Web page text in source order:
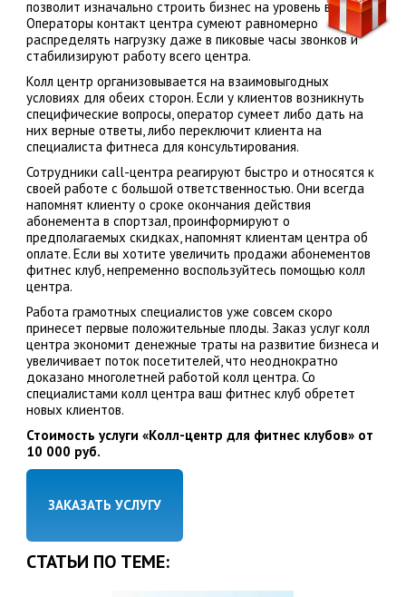
позволит изначально строить бизнес на уровень выше.
Операторы контакт центра сумеют равномерно
распределять нагрузку даже в пиковые часы звонков и
стабилизируют работу всего центра.
Колл центр организовывается на взаимовыгодных
условиях для обеих сторон. Если у клиентов возникнуть
специфические вопросы, оператор сумеет либо дать на
них верные ответы, либо переключит клиента на
специалиста фитнеса для консультирования.
Сотрудники call-центра реагируют быстро и относятся к
своей работе с большой ответственностью. Они всегда
напомнят клиенту о сроке окончания действия
абонемента в спортзал, проинформируют о
предполагаемых скидках, напомнят клиентам центра об
оплате. Если вы хотите увеличить продажи абонементов
фитнес клуб, непременно воспользуйтесь помощью колл
центра.
Работа грамотных специалистов уже совсем скоро
принесет первые положительные плоды. Заказ услуг колл
центра экономит денежные траты на развитие бизнеса и
увеличивает поток посетителей, что неоднократно
доказано многолетней работой колл центра. Со
специалистами колл центра ваш фитнес клуб обретет
новых клиентов.
Стоимость услуги «Колл-центр для фитнес клубов» от
10 000 руб.
ЗАКАЗАТЬ УСЛУГУ
СТАТЬИ ПО ТЕМЕ: